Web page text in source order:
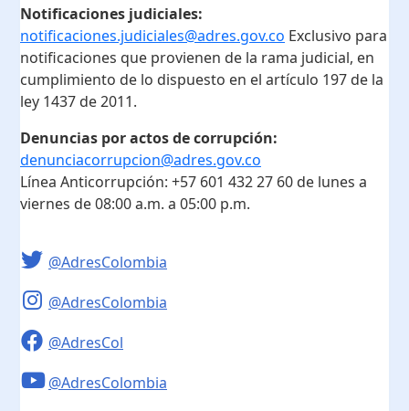
Notificaciones judiciales:
notificaciones.judiciales@adres.gov.co Exclusivo para
notificaciones que provienen de la rama judicial, en
cumplimiento de lo dispuesto en el artículo 197 de la
ley 1437 de 2011.
Denuncias por actos de corrupción:
denunciacorrupcion@adres.gov.co
Línea Anticorrupción: +57 601 432 27 60 de lunes a
viernes de 08:00 a.m. a 05:00 p.m.
@AdresColombia
@AdresColombia
@AdresCol
@AdresColombia